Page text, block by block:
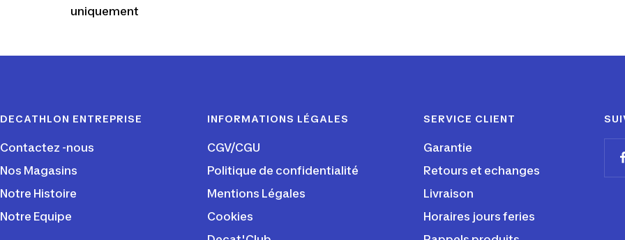
uniquement
DECATHLON ENTREPRISE
Contactez -nous
Nos Magasins
Notre Histoire
Notre Equipe
INFORMATIONS LÉGALES
CGV/CGU
Politique de confidentialité
Mentions Légales
Cookies
SERVICE CLIENT
Garantie
Retours et echanges
Livraison
Horaires jours feries